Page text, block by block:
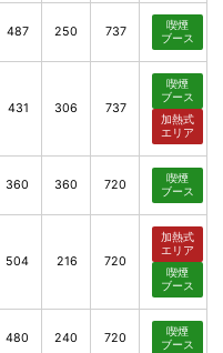
487 250 737
喫煙
ブース
431 306 737
喫煙
ブース
加熱式
エリア
360 360 720
喫煙
ブース
504 216 720
加熱式
エリア
喫煙
ブース
480 240 720
喫煙
ブース